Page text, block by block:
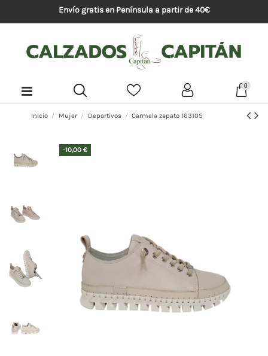
Envío gratis en Península a partir de 40€
0
Inicio Mujer Deportivos Carmela zapato 163105
-10,00 €